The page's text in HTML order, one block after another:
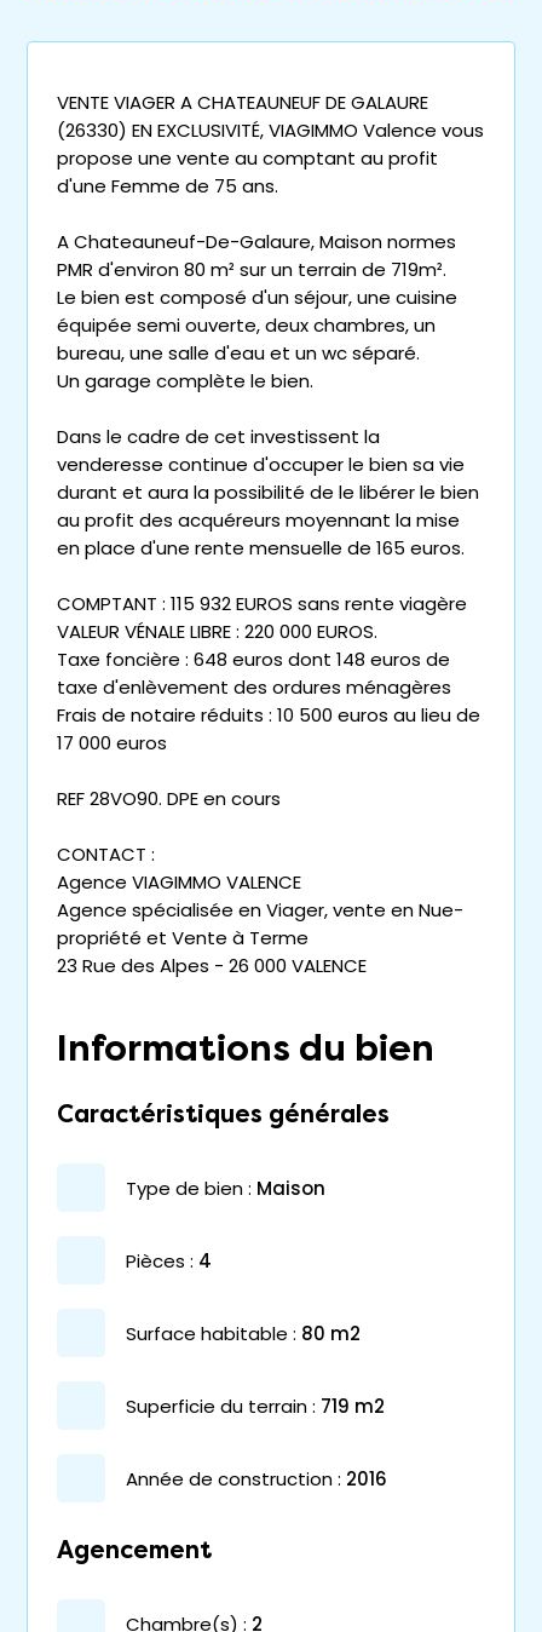
VENTE VIAGER A CHATEAUNEUF DE GALAURE
(26330) EN EXCLUSIVITÉ, VIAGIMMO Valence vous
propose une vente au comptant au profit
d'une Femme de 75 ans.
A Chateauneuf-De-Galaure, Maison normes
PMR d'environ 80 m² sur un terrain de 719m².
Le bien est composé d'un séjour, une cuisine
équipée semi ouverte, deux chambres, un
bureau, une salle d'eau et un wc séparé.
Un garage complète le bien.
Dans le cadre de cet investissent la
venderesse continue d'occuper le bien sa vie
durant et aura la possibilité de le libérer le bien
au profit des acquéreurs moyennant la mise
en place d'une rente mensuelle de 165 euros.
COMPTANT : 115 932 EUROS sans rente viagère
VALEUR VÉNALE LIBRE : 220 000 EUROS.
Taxe foncière : 648 euros dont 148 euros de
taxe d'enlèvement des ordures ménagères
Frais de notaire réduits : 10 500 euros au lieu de
17 000 euros
REF 28VO90. DPE en cours
CONTACT :
Agence VIAGIMMO VALENCE
Agence spécialisée en Viager, vente en Nue-
propriété et Vente à Terme
23 Rue des Alpes - 26 000 VALENCE
Informations du bien
Caractéristiques générales
type de bien : maison
pièces : 4
surface habitable : 80 m2
superficie du terrain : 719 m2
année de construction : 2016
Agencement
chambre(s) : 2